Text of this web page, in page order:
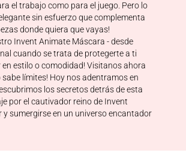
el trabajo como para el juego. Pero lo
sin esfuerzo que complementa
donde quiera que vayas!
Invent Animate Máscara - desde
cuando se trata de protegerte a ti
estilo o comodidad! Visitanos ahora
límites! Hoy nos adentramos en
los secretos detrás de esta
por el cautivador reino de Invent
sumergirse en un universo encantador